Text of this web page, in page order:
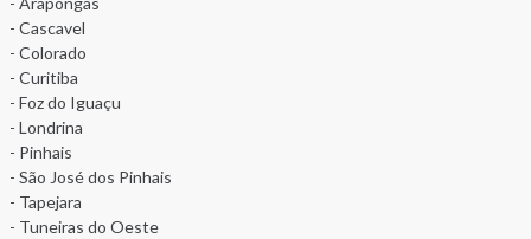
- Cascavel
- Colorado
- Curitiba
- Foz do Iguaçu
- Londrina
- Pinhais
- São José dos Pinhais
- Tapejara
- Tuneiras do Oeste